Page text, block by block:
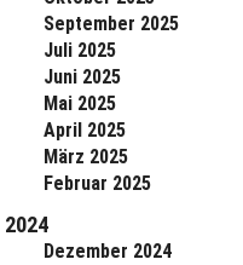
September 2025
Juli 2025
Juni 2025
Mai 2025
April 2025
März 2025
Februar 2025
2024
Dezember 2024